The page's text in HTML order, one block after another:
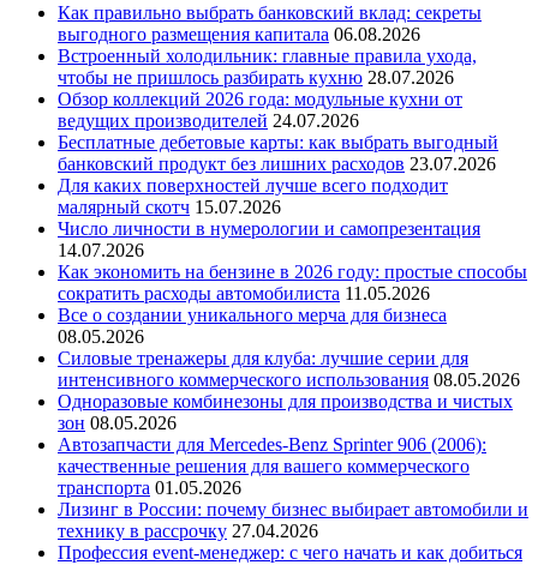
Как правильно выбрать банковский вклад: секреты
выгодного размещения капитала 06.08.2026
Встроенный холодильник: главные правила ухода,
чтобы не пришлось разбирать кухню 28.07.2026
Обзор коллекций 2026 года: модульные кухни от
ведущих производителей 24.07.2026
Бесплатные дебетовые карты: как выбрать выгодный
банковский продукт без лишних расходов 23.07.2026
Для каких поверхностей лучше всего подходит
малярный скотч 15.07.2026
Число личности в нумерологии и самопрезентация
14.07.2026
Как экономить на бензине в 2026 году: простые способы
сократить расходы автомобилиста 11.05.2026
Все о создании уникального мерча для бизнеса
08.05.2026
Силовые тренажеры для клуба: лучшие серии для
интенсивного коммерческого использования 08.05.2026
Одноразовые комбинезоны для производства и чистых
зон 08.05.2026
Автозапчасти для Mercedes-Benz Sprinter 906 (2006):
качественные решения для вашего коммерческого
транспорта 01.05.2026
Лизинг в России: почему бизнес выбирает автомобили и
технику в рассрочку 27.04.2026
Профессия event-менеджер: с чего начать и как добиться